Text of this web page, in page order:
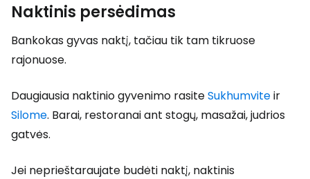
Naktinis persėdimas
Bankokas gyvas naktį, tačiau tik tam tikruose
rajonuose.
Daugiausia naktinio gyvenimo rasiteSukhumviteir
Silome. Barai, restoranai ant stogų, masažai, judrios
gatvės.
Jei neprieštaraujate budėti naktį, naktinis